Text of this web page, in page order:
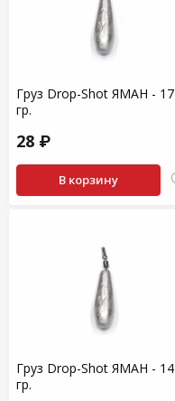
Груз Drop-Shot ЯМАН - 17
гр.
28 ₽
В корзину
Груз Drop-Shot ЯМАН - 14
гр.